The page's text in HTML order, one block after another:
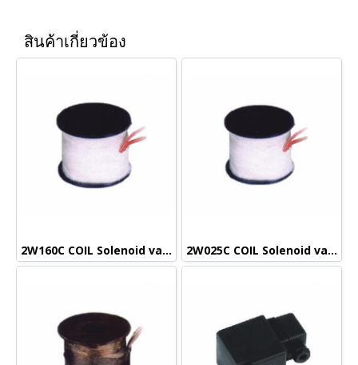
สินค้าเกี่ยวข้อง
2W160C COIL Solenoid valve 2W025C COIL Solenoid valve